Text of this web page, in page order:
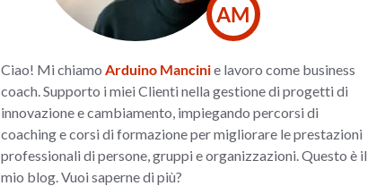
AM
Ciao! Mi chiamo Arduino Mancinie lavoro come business
coach. Supporto i miei Clienti nella gestione di progetti di
innovazione e cambiamento, impiegando percorsi di
coaching e corsi di formazione per migliorare le prestazioni
professionali di persone, gruppi e organizzazioni. Questo è il
mio blog. Vuoi saperne di più?